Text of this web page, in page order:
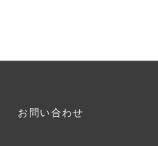
お問い合わせ